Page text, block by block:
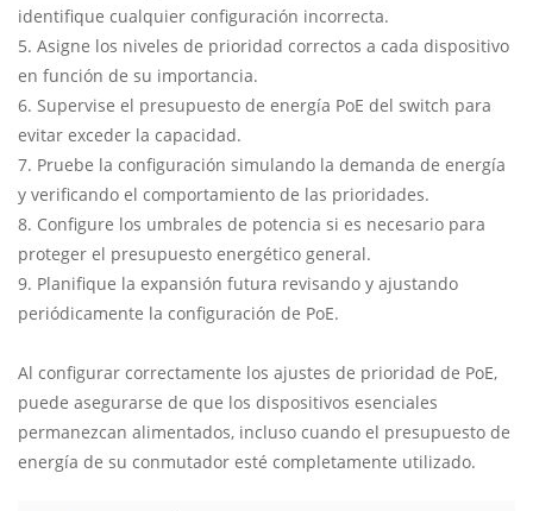
identifique cualquier configuración incorrecta.
5. Asigne los niveles de prioridad correctos a cada dispositivo
en función de su importancia.
6. Supervise el presupuesto de energía PoE del switch para
evitar exceder la capacidad.
7. Pruebe la configuración simulando la demanda de energía
y verificando el comportamiento de las prioridades.
8. Configure los umbrales de potencia si es necesario para
proteger el presupuesto energético general.
9. Planifique la expansión futura revisando y ajustando
periódicamente la configuración de PoE.
Al configurar correctamente los ajustes de prioridad de PoE,
puede asegurarse de que los dispositivos esenciales
permanezcan alimentados, incluso cuando el presupuesto de
energía de su conmutador esté completamente utilizado.